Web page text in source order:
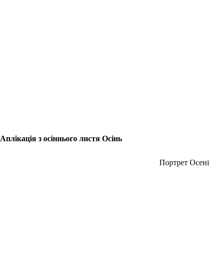
Аплікація з осіннього листя Осінь
Портрет Осені